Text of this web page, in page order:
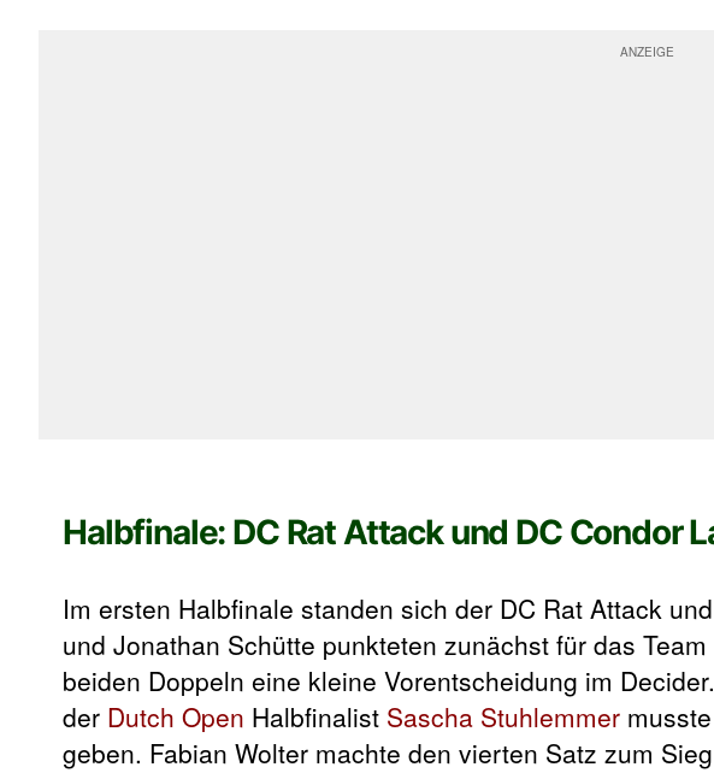
Halbfinale: DC Rat Attack und DC Condor
Im ersten Halbfinale standen sich der DC Rat Attack
und Jonathan Schütte punkteten zunächst für das
beiden Doppeln eine kleine Vorentscheidung im
der Dutch Open Halbfinalist Sascha Stuhlemmer
geben. Fabian Wolter machte den vierten Satz zum